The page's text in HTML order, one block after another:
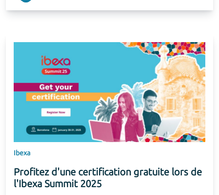
Ibexa
Profitez d'une certification gratuite lors de
l'Ibexa Summit 2025